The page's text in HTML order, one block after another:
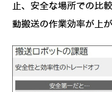
止、安全な場所での比
動搬送の作業効率が上